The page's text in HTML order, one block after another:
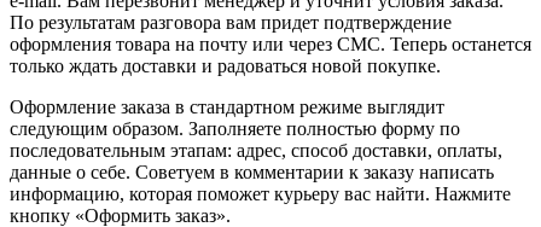
По результатам разговора вам придет подтверждение
оформления товара на почту или через СМС. Теперь останется
только ждать доставки и радоваться новой покупке.
Оформление заказа в стандартном режиме выглядит
следующим образом. Заполняете полностью форму по
последовательным этапам: адрес, способ доставки, оплаты,
данные о себе. Советуем в комментарии к заказу написать
информацию, которая поможет курьеру вас найти. Нажмите
кнопку «Оформить заказ».